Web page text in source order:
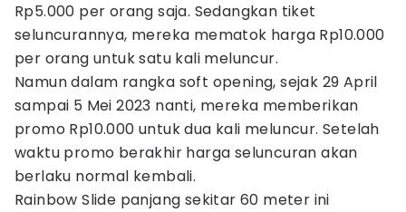
Rp5.000 per orang saja. Sedangkan tiket
seluncurannya, mereka mematok harga Rp10.000
per orang untuk satu kali meluncur.
Namun dalam rangka soft opening, sejak 29 April
sampai 5 Mei 2023 nanti, mereka memberikan
promo Rp10.000 untuk dua kali meluncur. Setelah
waktu promo berakhir harga seluncuran akan
berlaku normal kembali.
Rainbow Slide panjang sekitar 60 meter ini